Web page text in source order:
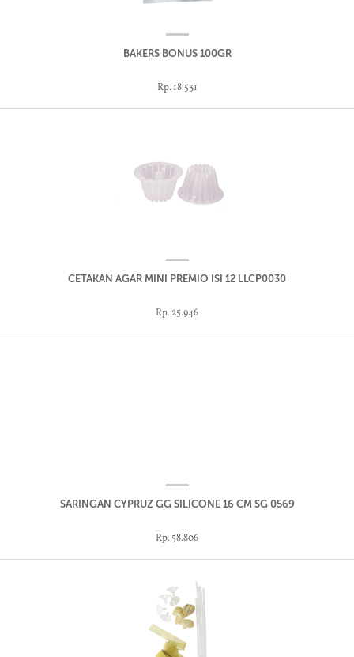
BAKERS BONUS 100GR
Rp. 18.531
CETAKAN AGAR MINI PREMIO ISI 12 LLCP0030
Rp. 25.946
SARINGAN CYPRUZ GG SILICONE 16 CM SG 0569
Rp. 58.806